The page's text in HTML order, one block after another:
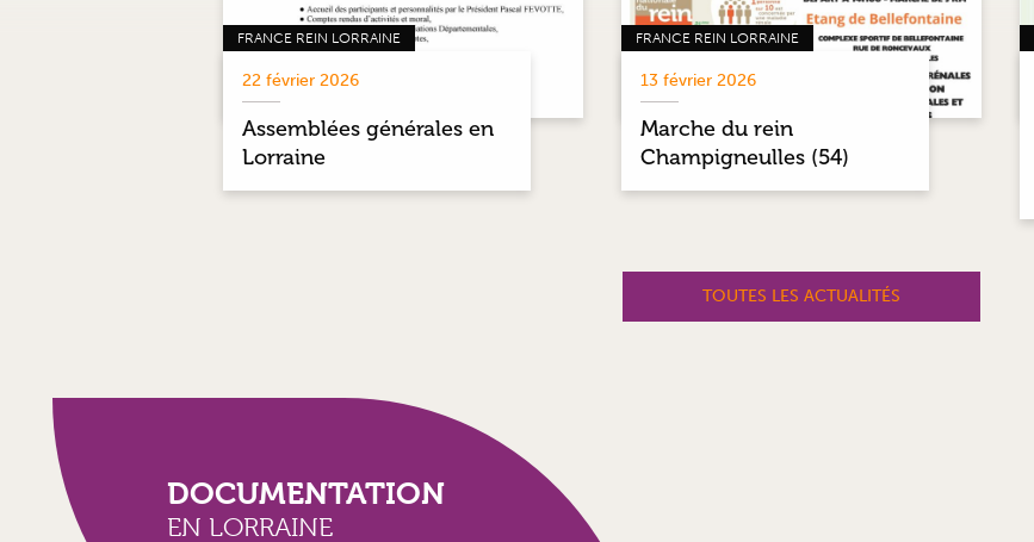
FRANCE REIN LORRAINE
22 février 2026
Assemblées générales en
Lorraine
FRANCE REIN LORRAINE
13 février 2026
Marche du rein
Champigneulles (54)
TOUTES LES ACTUALITÉS
DOCUMENTATION
EN LORRAINE